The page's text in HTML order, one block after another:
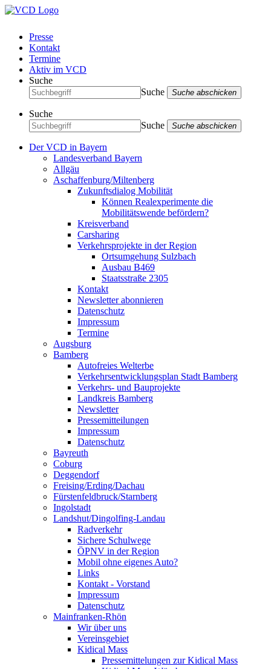
Presse
Kontakt
Termine
Aktiv im VCD
Suche
Suche
Suche abschicken
Suche
Suche
Suche abschicken
Der VCD in Bayern
Landesverband Bayern
Allgäu
Aschaffenburg/Miltenberg
Zukunftsdialog Mobilität
Können Realexperimente die
Mobilitätswende befördern?
Kreisverband
Carsharing
Verkehrsprojekte in der Region
Ortsumgehung Sulzbach
Ausbau B469
Staatsstraße 2305
Kontakt
Newsletter abonnieren
Datenschutz
Impressum
Termine
Augsburg
Bamberg
Autofreies Welterbe
Verkehrsentwicklungsplan Stadt Bamberg
Verkehrs- und Bauprojekte
Landkreis Bamberg
Newsletter
Pressemitteilungen
Impressum
Datenschutz
Bayreuth
Coburg
Deggendorf
Freising/Erding/Dachau
Fürstenfeldbruck/Starnberg
Ingolstadt
Landshut/Dingolfing-Landau
Radverkehr
Sichere Schulwege
ÖPNV in der Region
Mobil ohne eigenes Auto?
Links
Kontakt - Vorstand
Impressum
Datenschutz
Mainfranken-Rhön
Wir über uns
Vereinsgebiet
Kidical Mass
Pressemittelungen zur Kidical Mass